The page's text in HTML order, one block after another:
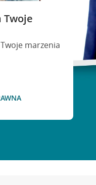
Twoje
marzenia